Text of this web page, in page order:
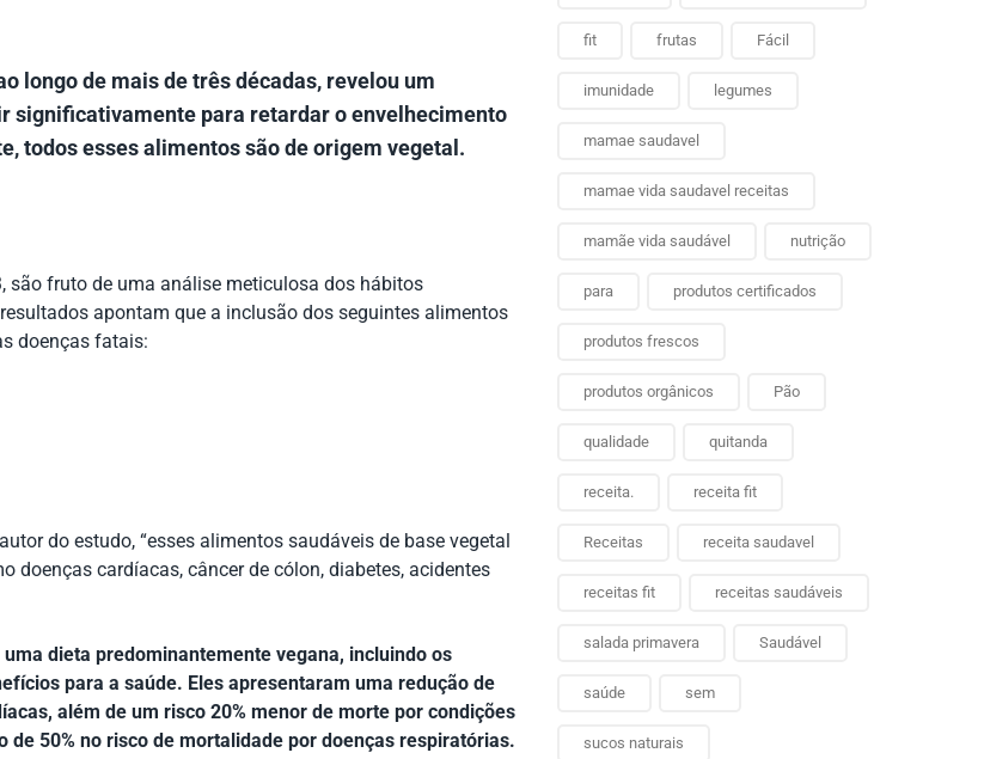
longo de mais de três décadas, revelou um
significativamente para retardar o envelhecimento
todos esses alimentos são de origem vegetal.
são fruto de uma análise meticulosa dos hábitos
apontam que a inclusão dos seguintes alimentos
doenças fatais:
do estudo, “esses alimentos saudáveis de base vegetal
doenças cardíacas, câncer de cólon, diabetes, acidentes
dieta predominantemente vegana, incluindo os
para a saúde. Eles apresentaram uma redução de
além de um risco 20% menor de morte por condições
50% no risco de mortalidade por doenças respiratórias.
fit frutas Fácil
imunidade legumes
mamae saudavel
mamae vida saudavel receitas
mamãe vida saudável nutrição
para produtos certificados
produtos frescos
produtos orgânicos Pão
qualidade quitanda
receita. receita fit
Receitas receita saudavel
receitas fit receitas saudáveis
salada primavera Saudável
saúde sem
sucos naturais